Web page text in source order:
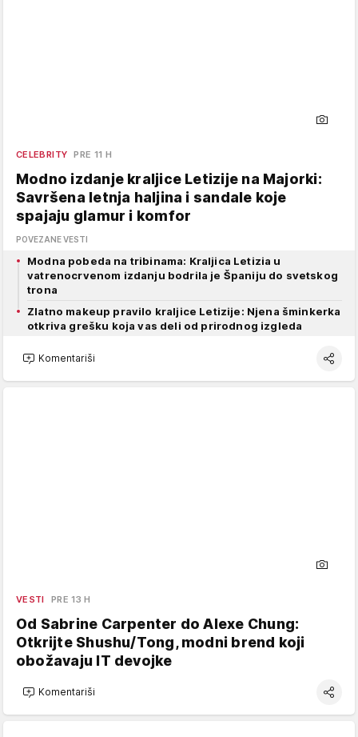
CELEBRITY PRE 11 H
Modno izdanje kraljice Letizije na Majorki:
Savršena letnja haljina i sandale koje
spajaju glamur i komfor
POVEZANE VESTI
Modna pobeda na tribinama: Kraljica Letizia u
vatrenocrvenom izdanju bodrila je Španiju do svetskog
trona
Zlatno makeup pravilo kraljice Letizije: Njena šminkerka
otkriva grešku koja vas deli od prirodnog izgleda
Komentariši
VESTI PRE 13 H
Od Sabrine Carpenter do Alexe Chung:
Otkrijte Shushu/Tong, modni brend koji
obožavaju IT devojke
Komentariši